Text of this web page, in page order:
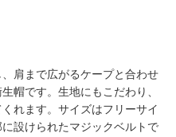
肩まで広がるケープと合わせ
帽です。生地にもこだわり、
れます。サイズはフリーサイ
設けられたマジックベルトで